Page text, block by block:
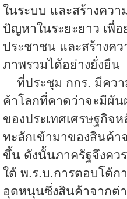
ในระบบ และสร้างควา
ปัญหาในระยะยาว เพื่
ประชาชน และสร้างค
ภาพรวมได้อย่างยั่งยืน
ที่ประชุม กกร. มีคว
ค้าโลกที่คาดว่าจะมีผั
ของประเทศเศรษฐกิจ
ทะลักเข้ามาของสินค้า
ขึ้น ดังนั้นภาครัฐจึงคว
ใต้ พ.ร.บ.การตอบโต้ก
อุดหนุนซึ่งสินค้าจากต่า